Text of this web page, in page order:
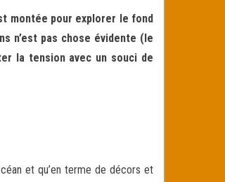
montée pour explorer le fond
n’est pas chose évidente (le
la tension avec un souci de
et qu’en terme de décors et